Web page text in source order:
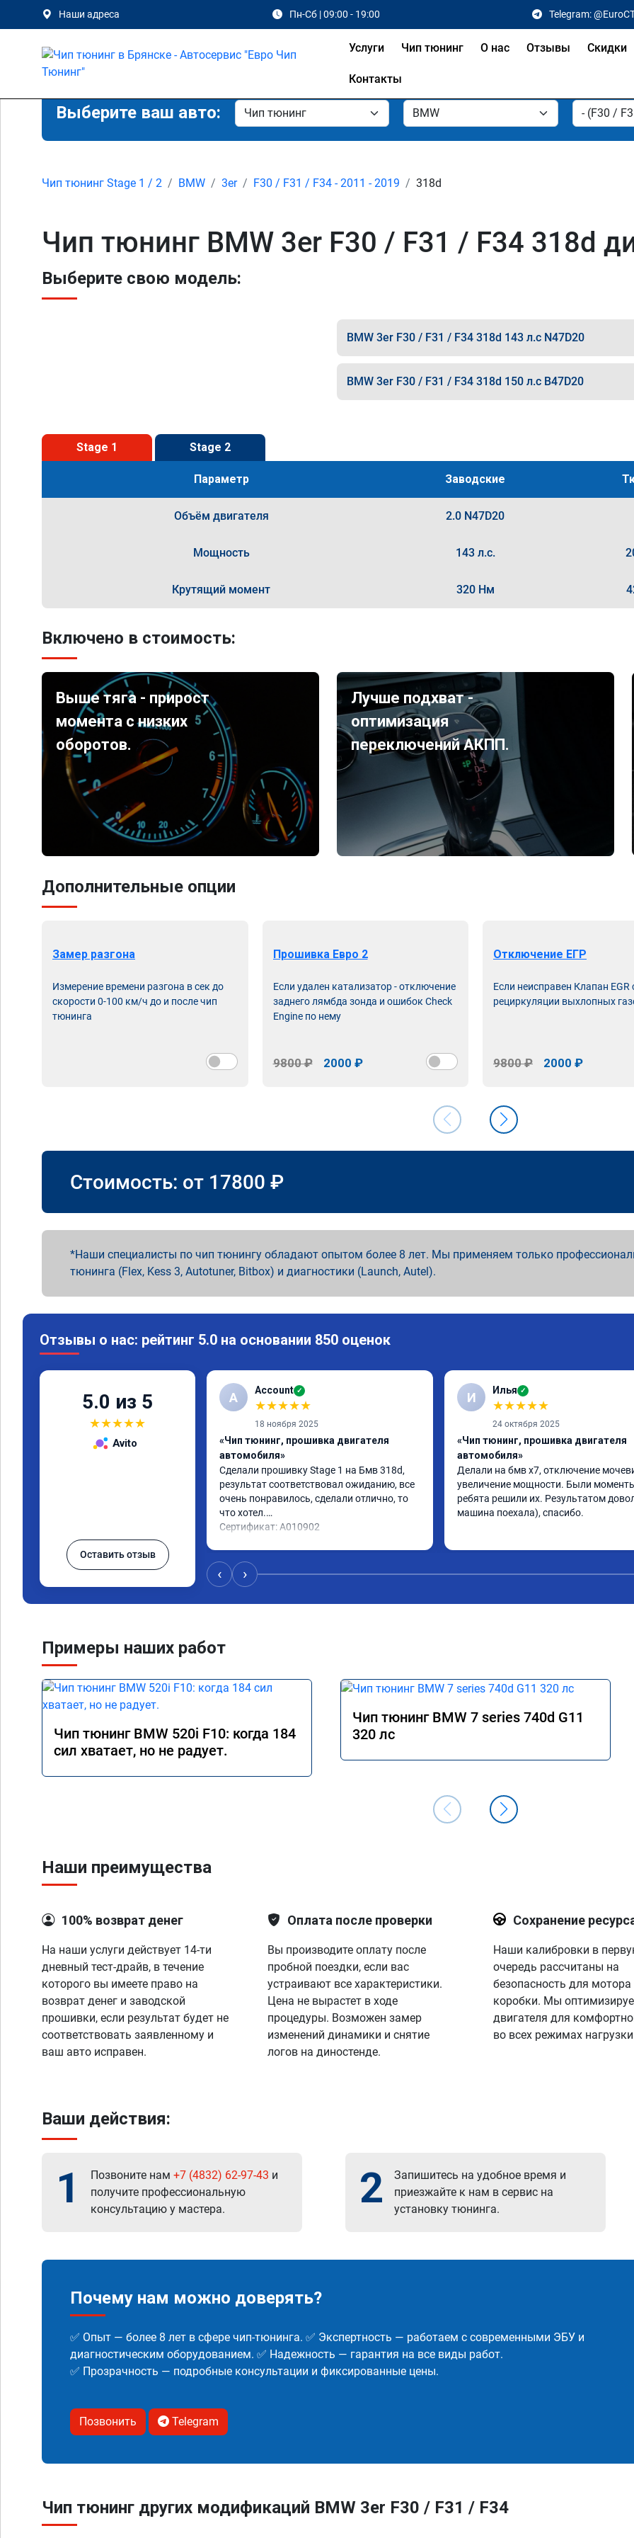
Наши адреса Пн-Сб | 09:00 - 19:00 Telegram:
Услуги Чип тюнинг О нас Отзывы Скидки
Контакты
Выберите ваш авто:
Чип тюнинг Stage 1 / 2 BMW 3er F30 / F31 / F34 - 2011 - 2019 318d
Чип тюнинг BMW 3er F30 / F31 / F34 318d
Выберите свою модель:
BMW 3er F30 / F31 / F34 318d 143 л.с N47D20
BMW 3er F30 / F31 / F34 318d 150 л.с B47D20
Stage 1 Stage 2
Параметр Заводские
Объём двигателя 2.0 N47D20
Мощность 143 л.с.
Крутящий момент 320 Нм
Включено в стоимость:
Выше тяга - прирост
момента с низких
оборотов.
Лучше подхват -
оптимизация
переключений АКПП.
Дополнительные опции
Замер разгона
Измерение времени разгона в сек до
скорости 0-100 км/ч до и после чип
тюнинга
Прошивка Евро 2
Если удален катализатор - отключение
заднего лямбда зонда и ошибок Check
Engine по нему
9800 ₽ 2000 ₽
Отключение ЕГР
Если неисправен Клапан EGR
рециркуляции выхлопных
9800 ₽ 2000 ₽
Стоимость: от 17800 ₽
Наши специалисты по чип тюнингу обладают опытом более 8 лет. Мы применяем только
тюнинга (Flex, Kess 3, Autotuner, Bitbox) и диагностики (Launch, Autel).
Отзывы о нас: рейтинг 5.0 на основании 850 оценок
5.0 из 5
★★★★★
Avito
Оставить отзыв
A Account ✓
★★★★★
18 ноября 2025
«Чип тюнинг, прошивка двигателя
автомобиля»
Сделали прошивку Stage 1 на Бмв 318d,
результат соответствовал ожиданию, все
очень понравилось, сделали отлично, то
что хотел.
Сертификат: A010902
И Илья ✓
★★★★★
24 октября 2025
«Чип тюнинг, прошивка двигателя
автомобиля»
Делали на бмв х7, отключение
увеличение мощности. Были
ребята решили их. Результатом
машина поехала), спасибо.
‹ ›
Примеры наших работ
Чип тюнинг BMW 520i F10: когда 184
сил хватает, но не радует.
Чип тюнинг BMW 7 series 740d G11
320 лс
Наши преимущества
100% возврат денег
На наши услуги действует 14-ти
дневный тест-драйв, в течение
которого вы имеете право на
возврат денег и заводской
прошивки, если результат будет не
соответствовать заявленному и
ваш авто исправен.
Оплата после проверки
Вы производите оплату после
пробной поездки, если вас
устраивают все характеристики.
Цена не вырастет в ходе
процедуры. Возможен замер
изменений динамики и снятие
логов на диностенде.
Сохранение
Наши калибровки в
очередь рассчитаны на
безопасность для мотора
коробки. Мы
двигателя для
во всех режимах
Ваши действия:
1 Позвоните нам +7 (4832) 62-97-43 и
получите профессиональную
консультацию у мастера.
2
Запишитесь на удобное время и
приезжайте к нам в сервис на
установку тюнинга.
Почему нам можно доверять?
✅ Опыт — более 8 лет в сфере чип-тюнинга. ✅ Экспертность — работаем с современными ЭБУ и
диагностическим оборудованием. ✅ Надежность — гарантия на все виды работ.
✅ Прозрачность — подробные консультации и фиксированные цены.
Позвонить Telegram
Чип тюнинг других модификаций BMW 3er F30 / F31 / F34